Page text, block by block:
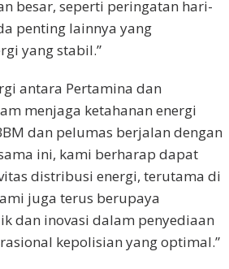
besar, seperti peringatan hari-
penting lainnya yang
yang stabil.”
antara Pertamina dan
menjaga ketahanan energi
dan pelumas berjalan dengan
ini, kami berharap dapat
distribusi energi, terutama di
juga terus berupaya
dan inovasi dalam penyediaan
kepolisian yang optimal.”